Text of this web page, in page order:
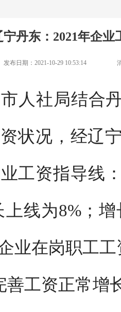
宁丹东：2021年企业
发布日期：2021-10-29 10:53:14
人社局结合
状况，经辽
工资指导线
上线为8%；
业在岗职工
善工资正常增